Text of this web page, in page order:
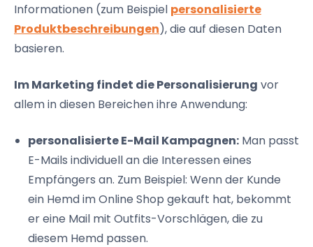
Informationen (zum Beispiel personalisierte
Produktbeschreibungen), die auf diesen Daten
basieren.
Im Marketing findet die Personalisierung vor
allem in diesen Bereichen ihre Anwendung:
personalisierte E-Mail Kampagnen: Man passt
E-Mails individuell an die Interessen eines
Empfängers an. Zum Beispiel: Wenn der Kunde
ein Hemd im Online Shop gekauft hat, bekommt
er eine Mail mit Outfits-Vorschlägen, die zu
diesem Hemd passen.